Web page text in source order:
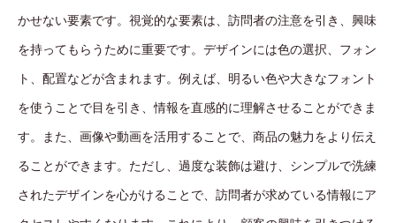
かせない要素です。視覚的な要素は、訪問者の注意を引き、興味
を持ってもらうために重要です。デザインには色の選択、フォン
ト、配置などが含まれます。例えば、明るい色や大きなフォント
を使うことで目を引き、情報を直感的に理解させることができま
す。また、画像や動画を活用することで、商品の魅力をより伝え
ることができます。ただし、過度な装飾は避け、シンプルで洗練
されたデザインを心がけることで、訪問者が求めている情報にア